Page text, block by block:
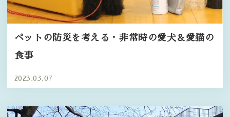
ペットの防災を考える・非常時の愛犬＆愛猫の
食事
2023.03.07